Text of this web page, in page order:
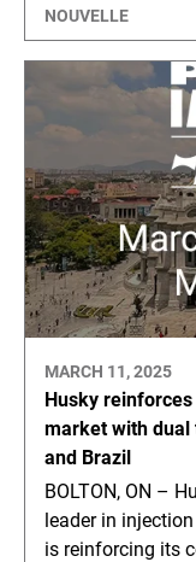
NOUVELLE
MARCH 11, 2025
Husky
market with dual
and Brazil
BOLTON, ON –
leader in
is reinforcing its